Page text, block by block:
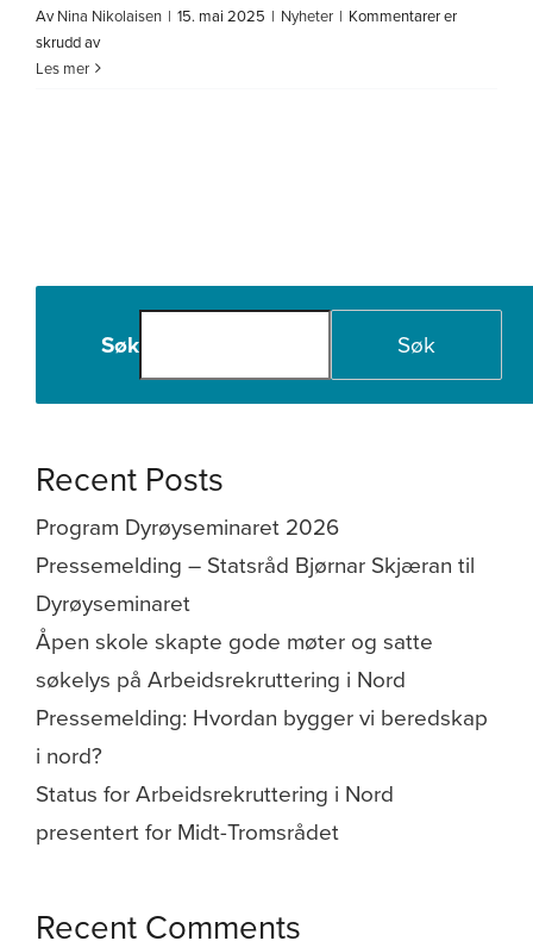
AvNina Nikolaisen | 15. mai 2025 | Nyheter | Kommentarer er
skrudd avfor
Nordavind
Nord
Les mer
Søk Søk
Recent Posts
Program Dyrøyseminaret 2026
Pressemelding – Statsråd Bjørnar Skjæran til
Dyrøyseminaret
Åpen skole skapte gode møter og satte
søkelys på Arbeidsrekruttering i Nord
Pressemelding: Hvordan bygger vi beredskap
i nord?
Status for Arbeidsrekruttering i Nord
presentert for Midt-Tromsrådet
Recent Comments